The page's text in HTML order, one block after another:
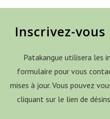
Inscrivez-
Patakangue utilisera les
formulaire pour vous
mises à jour. Vous pouvez
cliquant sur le lien de